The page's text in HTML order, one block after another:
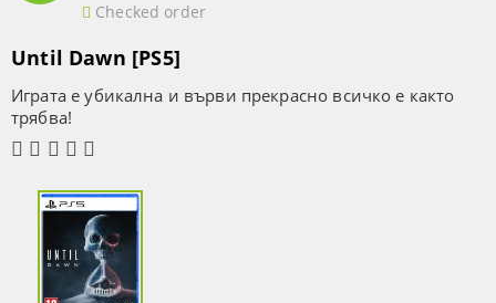
Checked order
Until Dawn [PS5]
Играта е убикална и върви прекрасно всичко е както
трябва!